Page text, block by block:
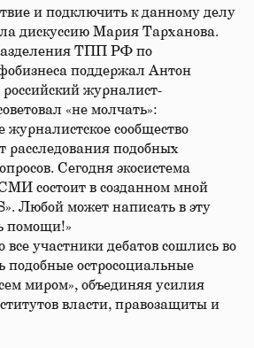
и подключить к данному делу
дискуссию Мария Тарханова.
ТПП РФ по
поддержал Антон
журналист-
«не молчать»:
журналистское сообщество
расследования подобных
Сегодня экосистема
состоит в созданном мной
Любой может написать в эту
помощи!»
все участники дебатов сошлись во
подобные остросоциальные
миром», объединяя усилия
власти, правозащиты и